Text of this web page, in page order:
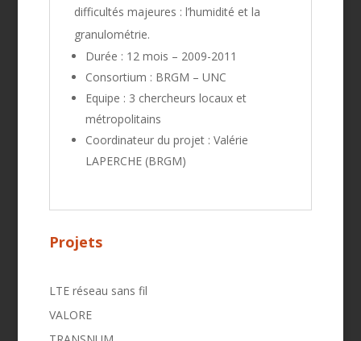
difficultés majeures : l’humidité et la
granulométrie.
Durée : 12 mois – 2009-2011
Consortium : BRGM – UNC
Equipe : 3 chercheurs locaux et
métropolitains
Coordinateur du projet : Valérie
LAPERCHE (BRGM)
Projets
LTE réseau sans fil
VALORE